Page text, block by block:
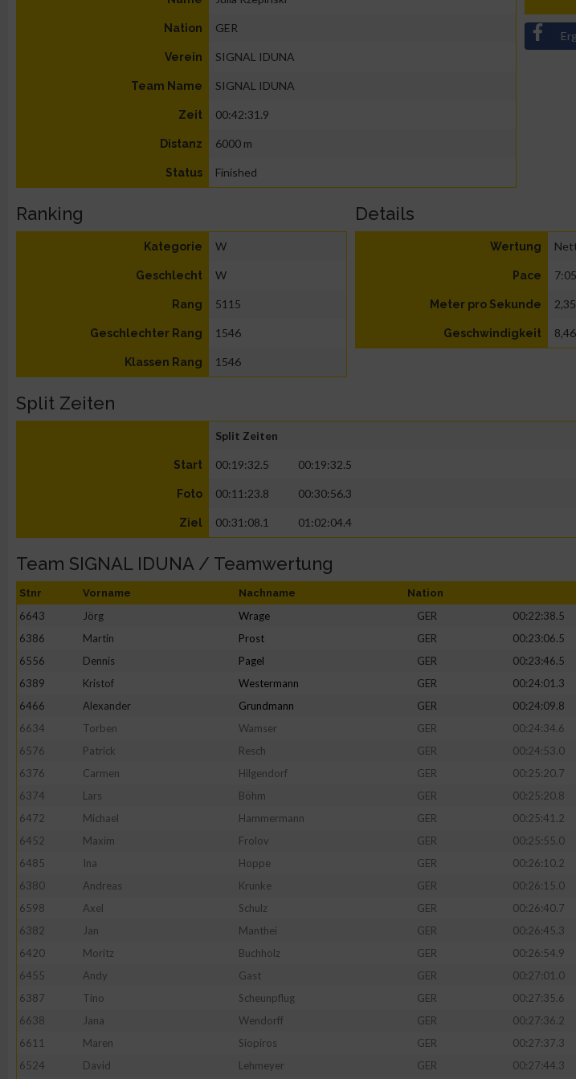
Nation GER
Verein SIGNAL IDUNA
Team Name SIGNAL IDUNA
Zeit 00:42:31.9
Distanz 6000 m
Status Finished
Ranking
Kategorie W
Geschlecht W
Rang 5115
Geschlechter Rang 1546
Klassen Rang 1546
Details
Wertung
Pace
Meter pro Sekunde
Geschwindigkeit
Split Zeiten
Split Zeiten
Start 00:19:32.5 00:19:32.5
Foto 00:11:23.8 00:30:56.3
Ziel 00:31:08.1 01:02:04.4
Team SIGNAL IDUNA / Teamwertung
Stnr Vorname Nachname Nation
6643 Jörg Wrage GER 00:22:38.5
6386
Martin Prost GER
00:23:06.5
6556
Dennis Pagel GER
00:23:46.5
6389
Kristof Westermann GER
00:24:01.3
6466
Alexander Grundmann GER
00:24:09.8
6634
Torben Wamser GER
00:24:34.6
6576
Patrick Resch GER
00:24:53.0
6376
Carmen Hilgendorf GER
00:25:20.7
6374
Lars Böhm GER
00:25:20.8
6472
Michael Hammermann GER
00:25:41.2
6452
Maxim Frolov GER
00:25:55.0
6485
Ina Hoppe GER
00:26:10.2
6380
Andreas Krunke GER
00:26:15.0
6598
Axel Schulz GER
00:26:40.7
6382
Jan Manthei GER
00:26:45.3
6420
Moritz Buchholz GER
00:26:54.9
6455
Andy Gast GER
00:27:01.0
6387
Tino Scheunpflug GER
00:27:35.6
6638
Jana Wendorff GER
00:27:36.2
6611
Maren Siopiros GER
00:27:37.3
6524
David Lehmeyer GER
00:27:44.3